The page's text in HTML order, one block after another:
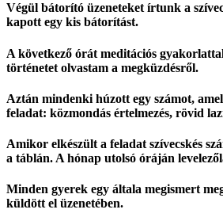
Végül bátorító üzeneteket írtunk a
kapott egy kis bátorítást.
A következő órát meditációs
történetet olvastam a megküzdésről.
Aztán mindenki húzott egy számot,
feladat: közmondás értelmezés, rövid
Amikor elkészült a feladat szívecskés
a táblán. A hónap utolsó óráján
Minden gyerek egy általa megismert
küldött el üzenetében.